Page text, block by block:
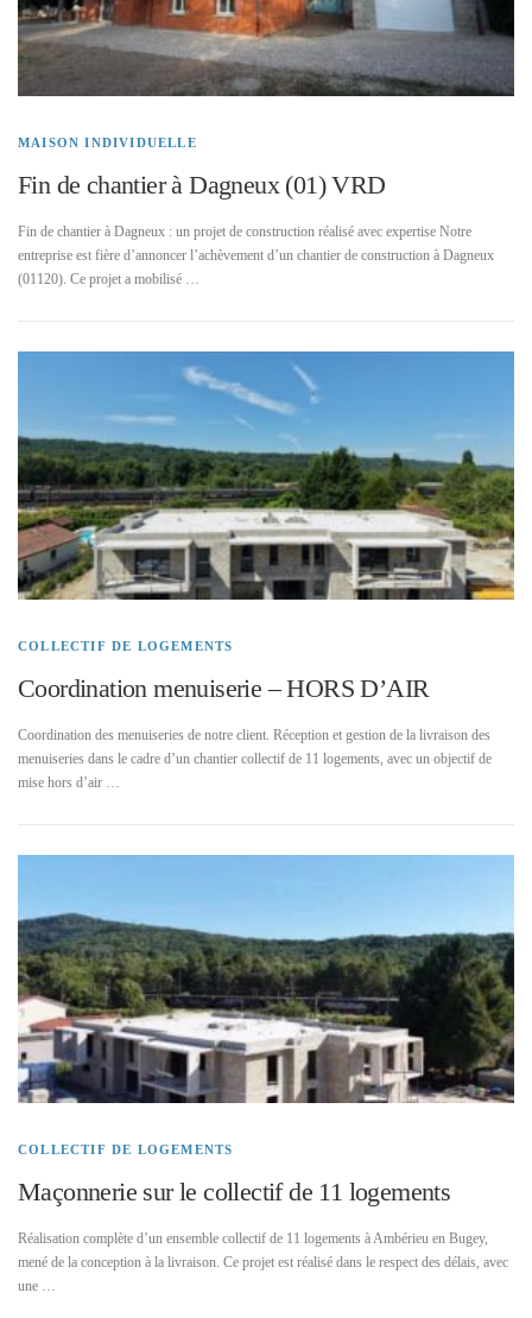
MAISON INDIVIDUELLE
Fin de chantier à Dagneux (01) VRD
Fin de chantier à Dagneux : un projet de construction réalisé avec expertise Notre
entreprise est fière d’annoncer l’achèvement d’un chantier de construction à Dagneux
(01120). Ce projet a mobilisé …
COLLECTIF DE LOGEMENTS
Coordination menuiserie – HORS D’AIR
Coordination des menuiseries de notre client. Réception et gestion de la livraison des
menuiseries dans le cadre d’un chantier collectif de 11 logements, avec un objectif de
mise hors d’air …
COLLECTIF DE LOGEMENTS
Maçonnerie sur le collectif de 11 logements
Réalisation complète d’un ensemble collectif de 11 logements à Ambérieu en Bugey,
mené de la conception à la livraison. Ce projet est réalisé dans le respect des délais, avec
une …